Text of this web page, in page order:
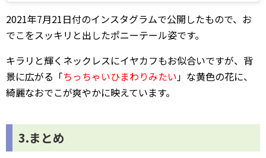
2021年7月21日付のインスタグラムで公開したもので、お
でこをスッキリと出したポニーテール姿です。
キラリと輝くネックレスにイヤカフもお似合いですが、背
景に広がる「ちっちゃいひまわりみたい 」な黄色の花に、
綺麗なおでこが爽やかに映えています。
3.まとめ